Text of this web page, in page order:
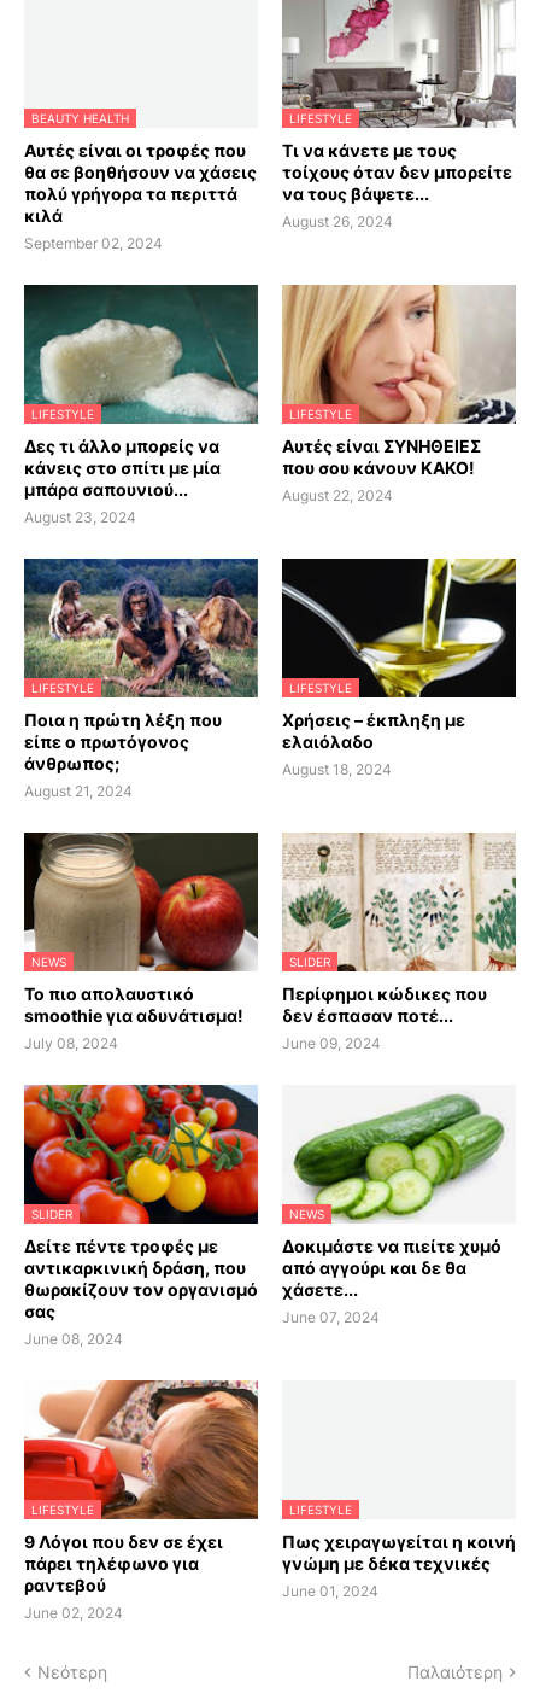
BEAUTY HEALTH
Αυτές είναι οι τροφές που
θα σε βοηθήσουν να χάσεις
πολύ γρήγορα τα περιττά
κιλά
September 02, 2024
LIFESTYLE
Τι να κάνετε με τους
τοίχους όταν δεν μπορείτε
να τους βάψετε...
August 26, 2024
LIFESTYLE
Δες τι άλλο μπορείς να
κάνεις στο σπίτι με μία
μπάρα σαπουνιού...
August 23, 2024
LIFESTYLE
Αυτές είναι ΣΥΝΗΘΕΙΕΣ
που σου κάνουν ΚΑΚΟ!
August 22, 2024
LIFESTYLE
Ποια η πρώτη λέξη που
είπε ο πρωτόγονος
άνθρωπος;
August 21, 2024
LIFESTYLE
Χρήσεις – έκπληξη με
ελαιόλαδο
August 18, 2024
NEWS
Το πιο απολαυστικό
smoothie για αδυνάτισμα!
July 08, 2024
SLIDER
Περίφημοι κώδικες που
δεν έσπασαν ποτέ...
June 09, 2024
SLIDER
Δείτε πέντε τροφές με
αντικαρκινική δράση, που
θωρακίζουν τον οργανισμό
σας
June 08, 2024
NEWS
Δοκιμάστε να πιείτε χυμό
από αγγούρι και δε θα
χάσετε...
June 07, 2024
LIFESTYLE
9 Λόγοι που δεν σε έχει
πάρει τηλέφωνο για
ραντεβού
June 02, 2024
LIFESTYLE
Πως χειραγωγείται η κοινή
γνώμη με δέκα τεχνικές
June 01, 2024
Νεότερη Παλαιότερη